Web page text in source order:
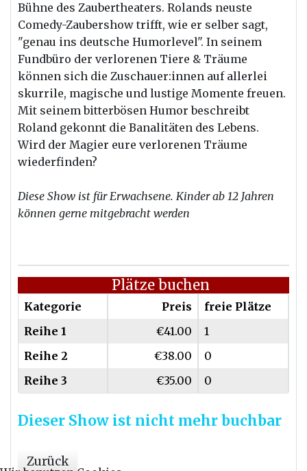
Bühne des Zaubertheaters. Rolands neuste
Comedy-Zaubershow trifft, wie er selber sagt,
"genau ins deutsche Humorlevel". In seinem
Fundbüro der verlorenen Tiere & Träume
können sich die Zuschauer:innen auf allerlei
skurrile, magische und lustige Momente freuen.
Mit seinem bitterbösen Humor beschreibt
Roland gekonnt die Banalitäten des Lebens.
Wird der Magier eure verlorenen Träume
wiederfinden?
Diese Show ist für Erwachsene. Kinder ab 12 Jahren
können gerne mitgebracht werden
Plätze buchen
Kategorie Preis
freie Plätze
Reihe 1
€41.00
1
Reihe 2
€38.00
0
Reihe 3
€35.00 0
Dieser Show ist nicht mehr buchbar
Zurück